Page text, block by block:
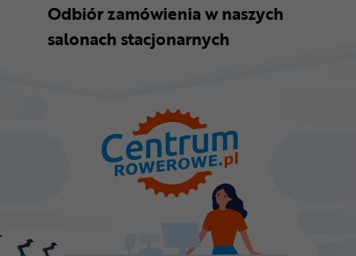
Odbiór zamówienia w naszych
salonach stacjonarnych